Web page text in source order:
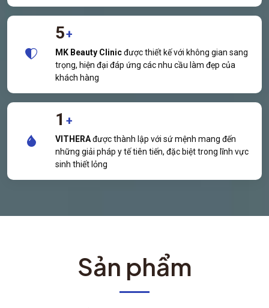
5+
MK Beauty Clinicđược thiết kế với không gian sang
trọng, hiện đại đáp ứng các nhu cầu làm đẹp của
khách hàng
1 +
VITHERAđược thành lập với sứ mệnh mang đến
những giải pháp y tế tiên tiến, đặc biệt trong lĩnh vực
sinh thiết lỏng
Sản phẩm